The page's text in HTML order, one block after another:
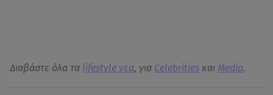
Διαβάστε όλα τα lifestyle νεα, για Celebrities και Media.